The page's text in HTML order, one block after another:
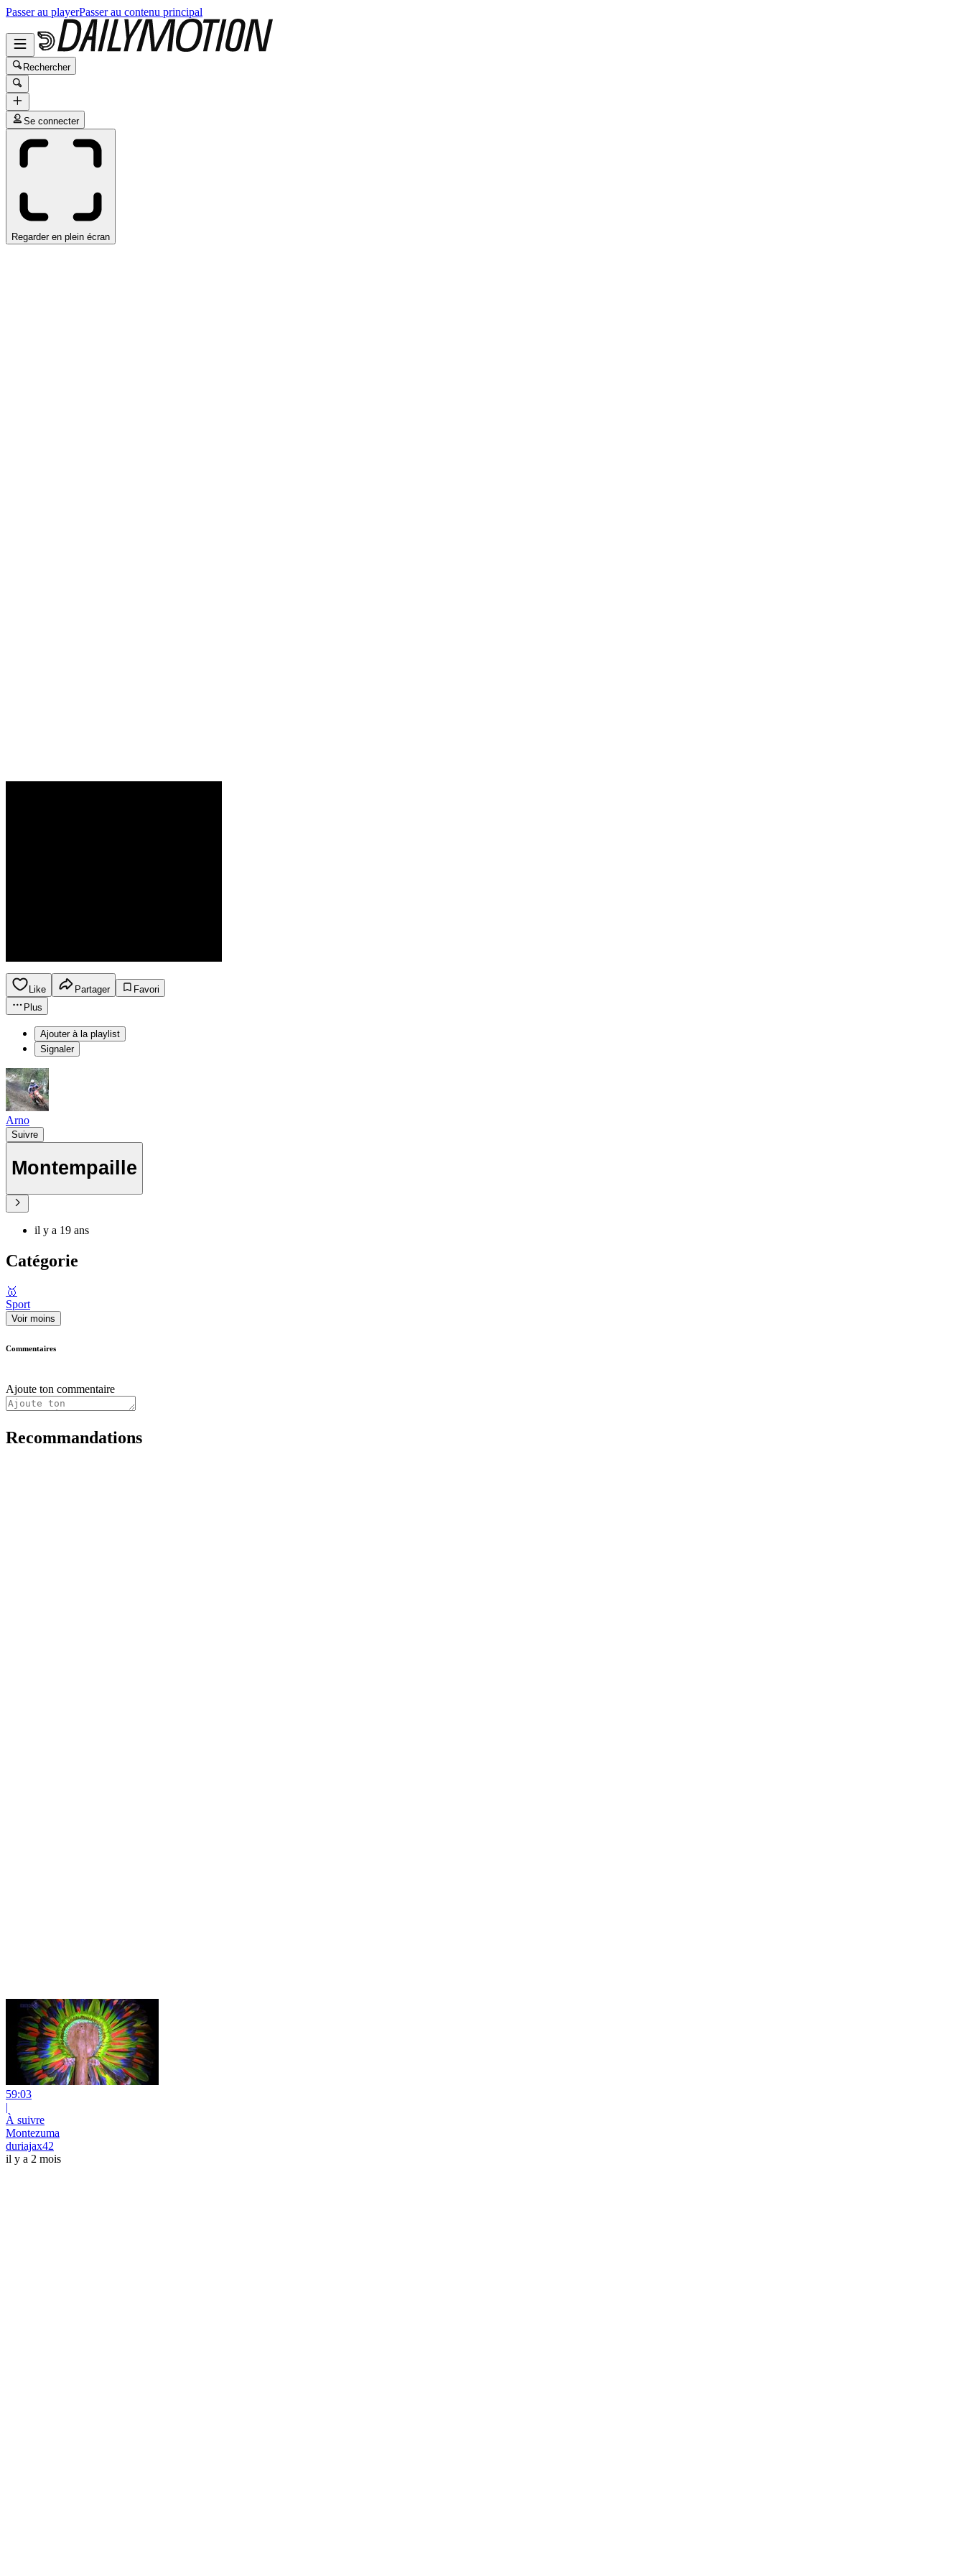
Passer au playerPasser au contenu principal
Rechercher
Se connecter
Regarder en plein écran
Like Partager
Favori
Plus
Ajouter à la playlist
Signaler
Arno
Suivre
Montempaille
il y a 19 ans
Catégorie
🥇
Sport
Voir moins
Commentaires
Ajoute ton commentaire
Recommandations
59:03
|
À suivre
Montezuma
duriajax42
il y a 2 mois